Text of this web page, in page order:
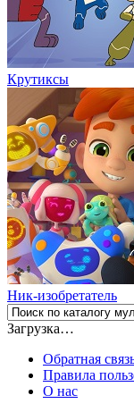
Крутиксы
Ник-изобретатель
Загрузка…
Обратная
Правила
О нас